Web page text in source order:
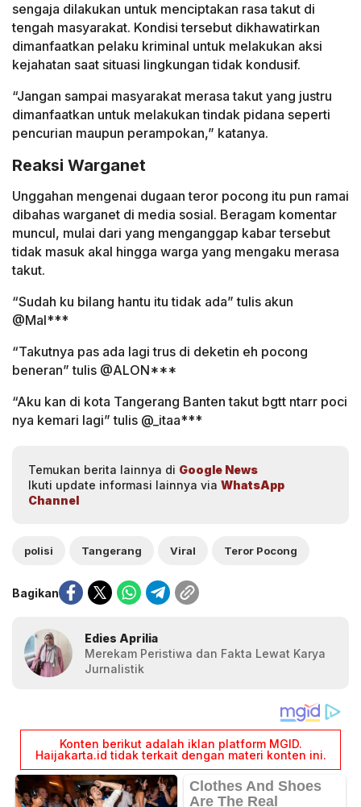
sengaja dilakukan untuk menciptakan rasa takut di
tengah masyarakat. Kondisi tersebut dikhawatirkan
dimanfaatkan pelaku kriminal untuk melakukan aksi
kejahatan saat situasi lingkungan tidak kondusif.
“Jangan sampai masyarakat merasa takut yang justru
dimanfaatkan untuk melakukan tindak pidana seperti
pencurian maupun perampokan,” katanya.
Reaksi Warganet
Unggahan mengenai dugaan teror pocong itu pun ramai
dibahas warganet di media sosial. Beragam komentar
muncul, mulai dari yang menganggap kabar tersebut
tidak masuk akal hingga warga yang mengaku merasa
takut.
“Sudah ku bilang hantu itu tidak ada” tulis akun
@Mal***
“Takutnya pas ada lagi trus di deketin eh pocong
beneran” tulis @ALON***
“Aku kan di kota Tangerang Banten takut bgtt ntarr poci
nya kemari lagi” tulis @_itaa***
Temukan berita lainnya di Google News
Ikuti update informasi lainnya via WhatsApp
Channel
polisi Tangerang Viral Teror Pocong
Bagikan
Edies Aprilia
Merekam Peristiwa dan Fakta Lewat Karya
Jurnalistik